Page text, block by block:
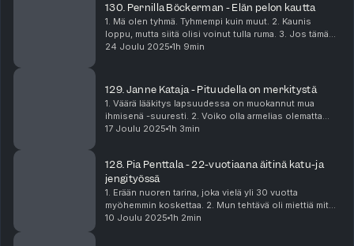
130. Pernilla Böckerman - Elän pelon kautta
1. Mä olen tyhmä. Tyhmempi kuin muut. 2. Kaunis
loppu, mutta siitä olisi voinut tulla ruma. 3. Jos tämä
jatkuu, ei hyvä heilu Kausi 11, jakso 8/12
24 Joulu 2025 1h 9min
129. Janne Kataja - Pituudella on merkitystä
1. Väärä lääkitys lapsuudessa on muokannut mua
ihmisenä -suuresti. 2. Voiko olla armelias olematta
tekopyhä? 3. Mä päätin ottaa ison riskin ja tulin
17 Joulu 2025 1h 3min
128. Pia Penttala - 22-vuotiaana äitinä katu-ja
jengityössä
1. Erään nuoren tarina, joka vielä yli 30 vuotta
myöhemmin koskettaa. 2. Mun tehtävä oli miettiä miten
ihmisen saa katsomaan itseään peiliin. 3. Utopia 47-
10 Joulu 2025 1h 2min